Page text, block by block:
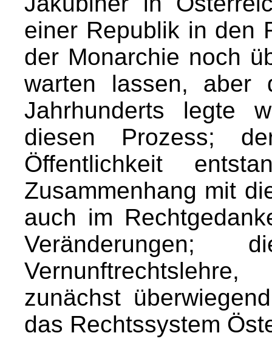
einer Republik in den
der Monarchie noch
warten lassen, aber
Jahrhunderts legte
diesen Prozess;
Öffentlichkeit
Zusammenhang mit
auch im
Veränderungen;
zunächst
das Rechtssystem